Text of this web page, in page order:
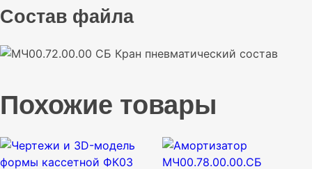
Состав файла
Похожие товары